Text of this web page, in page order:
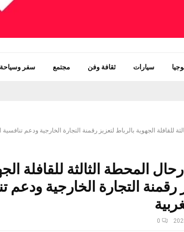
سيارات ثقافة وفن مجتمع سفر وسياحة
للقافلة الجهوية بالرباط لتعزيز رقمنة التجارة الخارجية ودعم تنافسية
المحطة الثالثة للقافلة
رقمنة التجارة الخارجية ودعم
0